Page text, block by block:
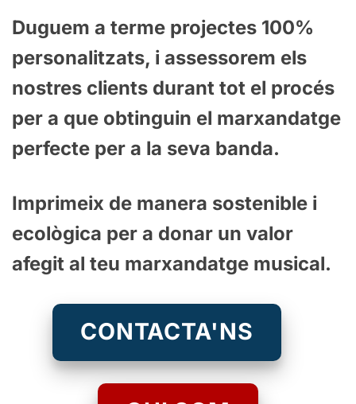
Si vols reproduir la teva obra o el
teu logotip en serigrafia,
treballarem amb tu per aconseguir
un resultat professional.
personalitzats, i assessorem els
nostres clients durant tot el procés
per a que obtinguin el marxandatge
perfecte per a la seva banda.
Imprimeix de manera sostenible i
ecològica per a donar un valor